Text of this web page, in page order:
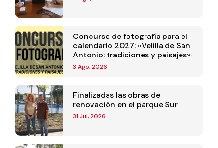
Concurso de fotografía para el
calendario 2027: «Velilla de San
Antonio: tradiciones y paisajes»
3 Ago, 2026
Finalizadas las obras de
renovación en el parque Sur
31 Jul, 2026